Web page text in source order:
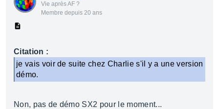
Vie après AF ?
Membre depuis 20 ans
Citation :
je vais voir de suite chez Charlie s'il y a une version
démo.
Non, pas de démo SX2 pour le moment...